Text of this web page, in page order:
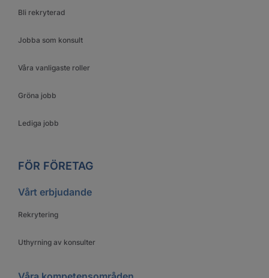
Bli rekryterad
Jobba som konsult
Våra vanligaste roller
Gröna jobb
Lediga jobb
FÖR FÖRETAG
Vårt erbjudande
Rekrytering
Uthyrning av konsulter